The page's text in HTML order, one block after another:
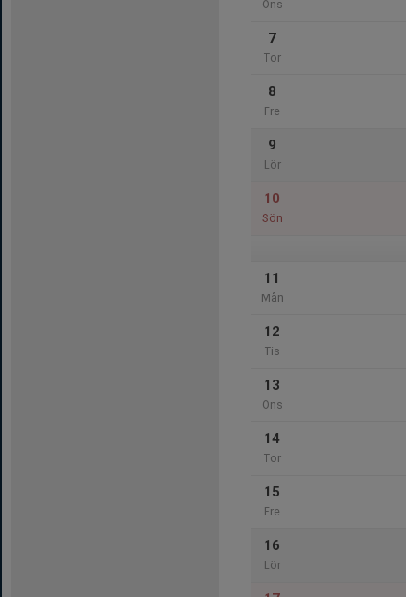
Ons
7
Tor
8
Fre
9
Lör
10
Sön
11
Mån
12
Tis
13
Ons
14
Tor
15
Fre
16
Lör